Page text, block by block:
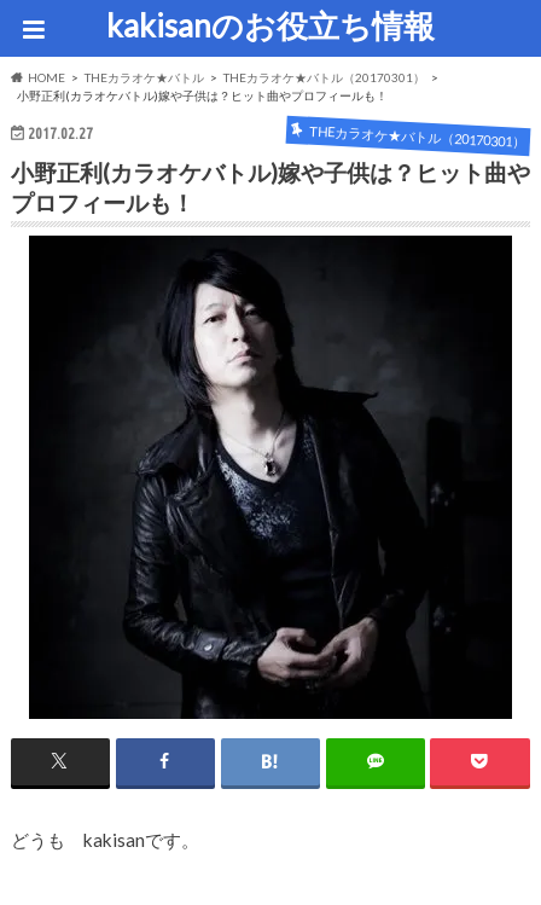
kakisanのお役立ち情報
HOME THEカラオケ★バトル
THEカラオケ★バトル（20170301）
小野正利(カラオケバトル)嫁や子供は？ヒット曲やプロフィールも！
2017.02.27 THEカラオケ★バトル（20170301）
小野正利(カラオケバトル)嫁や子供は？ヒット曲や
プロフィールも！
どうも kakisanです。